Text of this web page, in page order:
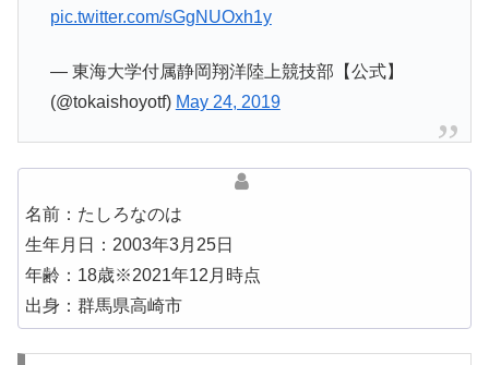
pic.twitter.com/sGgNUOxh1y
— 東海大学付属静岡翔洋陸上競技部【公式】
(@tokaishoyotf) May 24, 2019
名前：たしろなのは
生年月日：2003年3月25日
年齢：18歳※2021年12月時点
出身：群馬県高崎市